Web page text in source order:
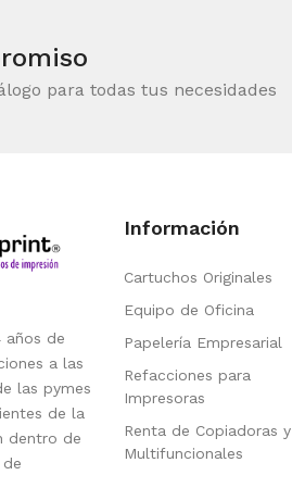
para todas tus necesidades
años de
a las
las pymes
de la
dentro de
Información
Cartuchos Originales
Equipo de Oficina
Papelería Empresarial
Refacciones para
Impresoras
Renta de Copiadoras y
Multifuncionales